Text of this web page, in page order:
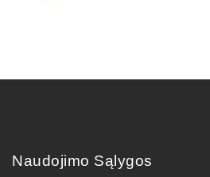
Naudojimo Sąlygos